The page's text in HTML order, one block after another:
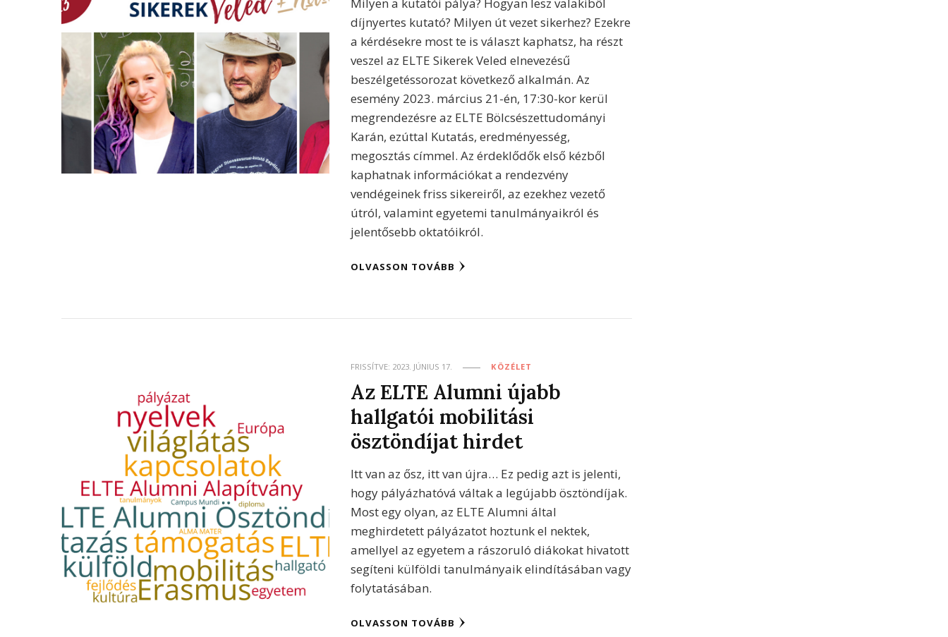
Milyen a kutatói pálya? Hogyan lesz valakiből
díjnyertes kutató? Milyen út vezet sikerhez? Ezekre
a kérdésekre most te is választ kaphatsz, ha részt
veszel az ELTE Sikerek Veled elnevezésű
beszélgetéssorozat következő alkalmán. Az
esemény 2023. március 21-én, 17:30-kor kerül
megrendezésre az ELTE Bölcsészettudományi
Karán, ezúttal Kutatás, eredményesség,
megosztás címmel. Az érdeklődők első kézből
kaphatnak információkat a rendezvény
vendégeinek friss sikereiről, az ezekhez vezető
útról, valamint egyetemi tanulmányaikról és
jelentősebb oktatóikról.
OLVASSON TOVÁBB
FRISSÍTVE: 2023. JÚNIUS 17. KÖZÉLET
Az ELTE Alumni újabb
hallgatói mobilitási
ösztöndíjat hirdet
Itt van az ősz, itt van újra… Ez pedig azt is jelenti,
hogy pályázhatóvá váltak a legújabb ösztöndíjak.
Most egy olyan, az ELTE Alumni által
meghirdetett pályázatot hoztunk el nektek,
amellyel az egyetem a rászoruló diákokat hivatott
segíteni külföldi tanulmányaik elindításában vagy
folytatásában.
OLVASSON TOVÁBB